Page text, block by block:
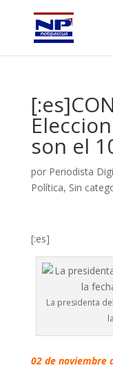
son el
por Periodista
Política, Sin
[:es]
La presidenta
02 de noviembre